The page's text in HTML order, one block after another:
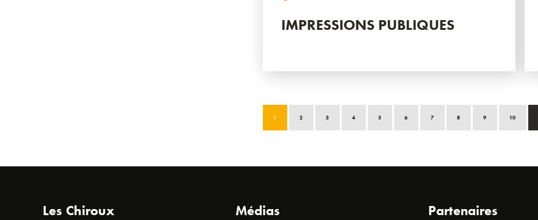
IMPRESSIONS PUBLIQUES
1 2 3 4 5 6 7 8 9 10
Les Chiroux Médias Partenaires